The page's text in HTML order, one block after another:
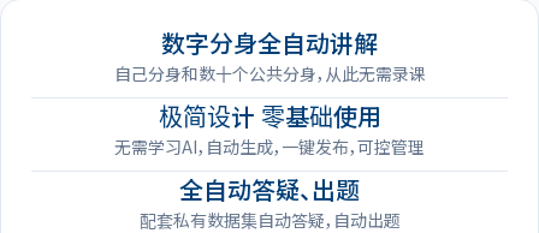
数字分身全自动讲解
自己分身和数十个公共分身，从此无需录课
极简设计 零基础使用
无需学习AI，自动生成，一键发布，可控管理
全自动答疑、出题
配套私有数据集自动答疑，自动出题